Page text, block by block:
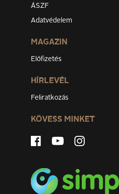
ÁSZF
Adatvédelem
MAGAZIN
Előfizetés
HÍRLEVÉL
Feliratkozás
KÖVESS MINKET